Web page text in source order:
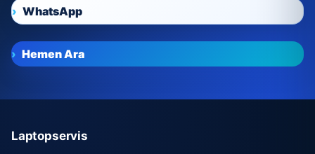
WhatsApp
Hemen Ara
Laptopservis